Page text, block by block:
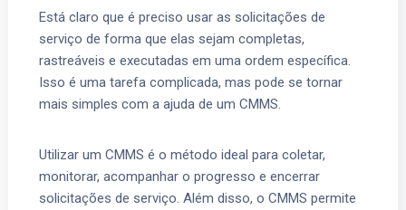
Está claro que é preciso usar as solicitações de
serviço de forma que elas sejam completas,
rastreáveis ​​e executadas em uma ordem específica.
Isso é uma tarefa complicada, mas pode se tornar
mais simples com a ajuda de um CMMS.
Utilizar um CMMS é o método ideal para coletar,
monitorar, acompanhar o progresso e encerrar
solicitações de serviço. Além disso, o CMMS permite